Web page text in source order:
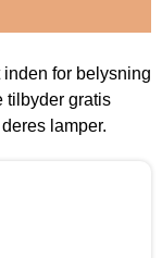
for belysning
tilbyder gratis
lamper.